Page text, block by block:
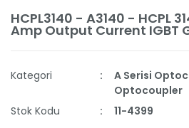
HCPL3140 - A3140 - HCPL
Amp Output Current IGBT
Kategori A Serisi
Optocoupler
Stok Kodu
11-4399